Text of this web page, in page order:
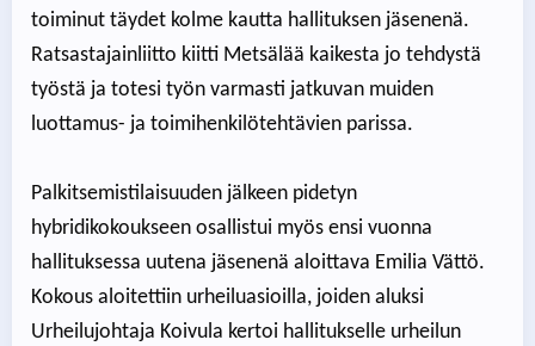
toiminut täydet kolme kautta hallituksen jäsenenä.
Ratsastajainliitto kiitti Metsälää kaikesta jo tehdystä
työstä ja totesi työn varmasti jatkuvan muiden
luottamus- ja toimihenkilötehtävien parissa.
Palkitsemistilaisuuden jälkeen pidetyn
hybridikokoukseen osallistui myös ensi vuonna
hallituksessa uutena jäsenenä aloittava Emilia Vättö.
Kokous aloitettiin urheiluasioilla, joiden aluksi
Urheilujohtaja Koivula kertoi hallitukselle urheilun